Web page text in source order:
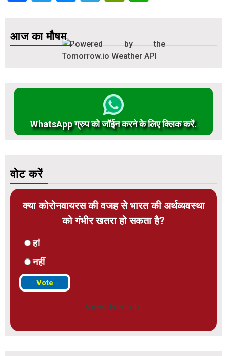
आज का मौषम
WhatsApp ग्रुप को जॉईन करने के लिए क्लिक करें.
वोट करें
क्या कोरोनवायरस की वजह से भारत की अर्थव्यवस्था
को गंभीर खतरा हो सकता है?
हां
नहीं
View Results